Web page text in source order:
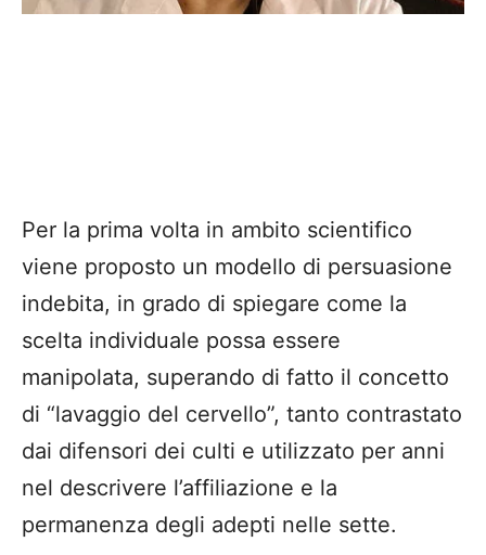
Per la prima volta in ambito scientifico
viene proposto un modello di persuasione
indebita, in grado di spiegare come la
scelta individuale possa essere
manipolata, superando di fatto il concetto
di “lavaggio del cervello”, tanto contrastato
dai difensori dei culti e utilizzato per anni
nel descrivere l’affiliazione e la
permanenza degli adepti nelle sette.